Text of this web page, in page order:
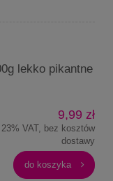
lekko pikantne
9,99 zł
VAT, bez kosztów
dostawy
do koszyka